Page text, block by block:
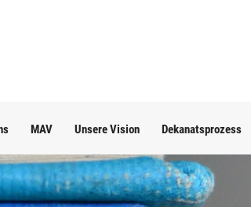
MAV Unsere Vision Dekanatsprozess